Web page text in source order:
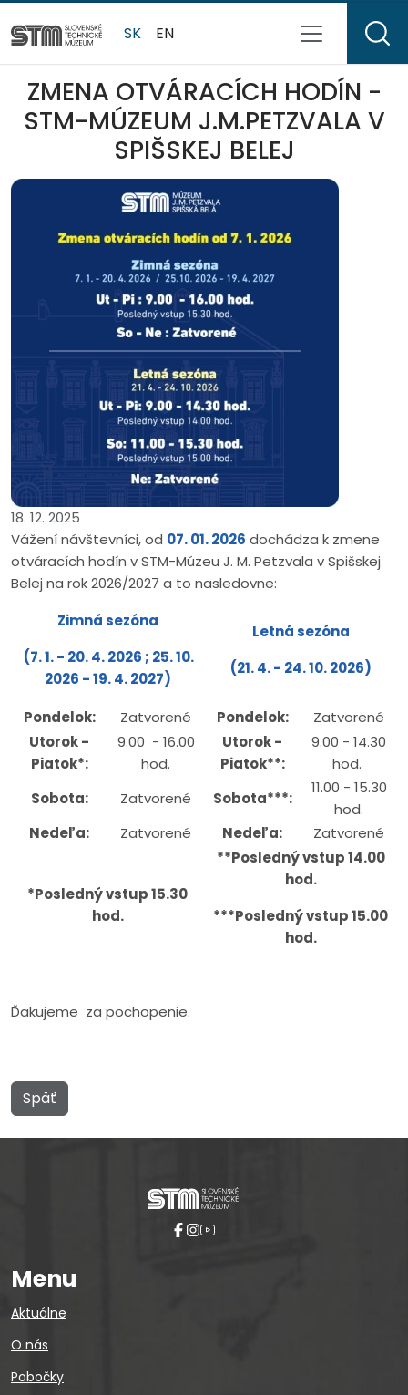
SK EN
ZMENA OTVÁRACÍCH HODÍN -
STM-MÚZEUM J.M.PETZVALA V
SPIŠSKEJ BELEJ
18. 12. 2025
Vážení návštevníci, od 07. 01. 2026 dochádza k zmene
otváracích hodín v STM-Múzeu J. M. Petzvala v Spišskej
Belej na rok 2026/2027 a to nasledovne:
Zimná sezóna
(7. 1. - 20. 4. 2026 ; 25. 10.
2026 - 19. 4. 2027)
Letná sezóna
(21. 4. - 24. 10. 2026)
Pondelok: Zatvorené Pondelok:
Zatvorené
Utorok -
Piatok*:
9.00 - 16.00
hod.
Utorok -
Piatok**:
9.00 - 14.30
hod.
Sobota:
Zatvorené Sobota***:
11.00 - 15.30
hod.
Nedeľa:
Zatvorené Nedeľa: Zatvorené
*Posledný vstup 15.30
hod.
**Posledný vstup 14.00
hod.
***Posledný vstup 15.00
hod.
Ďakujeme za pochopenie.
Späť
Menu
Aktuálne
O nás
Pobočky